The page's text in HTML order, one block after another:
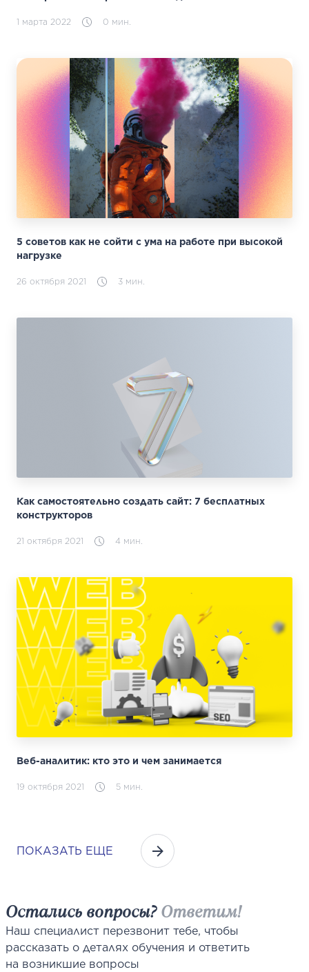
1 марта 2022 0 мин.
5 советов как не сойти с ума на работе при высокой
нагрузке
26 октября 2021 3 мин.
Как самостоятельно создать сайт: 7 бесплатных
конструкторов
21 октября 2021 4 мин.
Веб-аналитик: кто это и чем занимается
19 октября 2021 5 мин.
ПОКАЗАТЬ ЕЩЕ
Остались вопросы?Ответим!
Наш специалист перезвонит тебе, чтобы
рассказать о деталях обучения и ответить
на возникшие вопросы